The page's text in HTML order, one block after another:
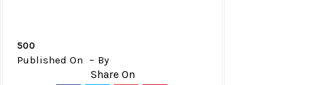
500
Published On By